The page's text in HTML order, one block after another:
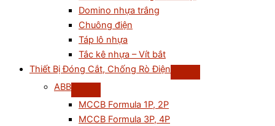
Domino nhựa trắng
Chuông điện
Táp lô nhựa
Tắc kê nhựa – Vít bắt
Thiết Bị Đóng Cắt, Chống Rò Điện
ABB
MCCB Formula 1P, 2P
MCCB Formula 3P, 4P